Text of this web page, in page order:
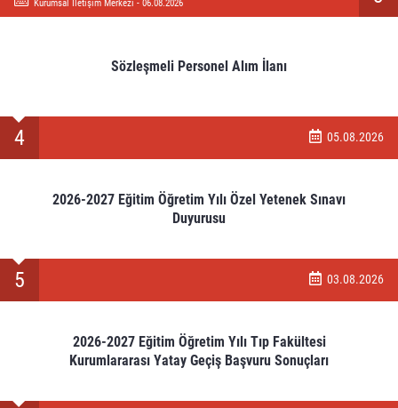
Kurumsal İletişim Merkezi - 06.08.2026
Sözleşmeli Personel Alım İlanı
4 05.08.2026
2026-2027 Eğitim Öğretim Yılı Özel Yetenek Sınavı
Duyurusu
5 03.08.2026
2026-2027 Eğitim Öğretim Yılı Tıp Fakültesi
Kurumlararası Yatay Geçiş Başvuru Sonuçları